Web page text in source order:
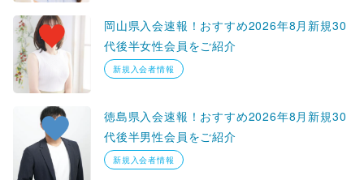
岡山県入会速報！おすすめ2026年8月新規30
代後半女性会員をご紹介
新規入会者情報
徳島県入会速報！おすすめ2026年8月新規30
代後半男性会員をご紹介
新規入会者情報